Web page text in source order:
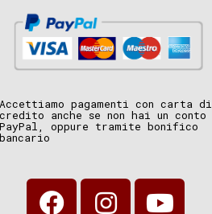
Accettiamo pagamenti con carta di
credito anche se non hai un conto
PayPal, oppure tramite bonifico
bancario